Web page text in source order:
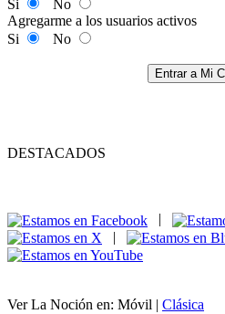
Si
No
Agregarme a los usuarios activos
Si
No
Entrar a Mi
DESTACADOS
|
Ver La Noción en: Móvil | Clásica